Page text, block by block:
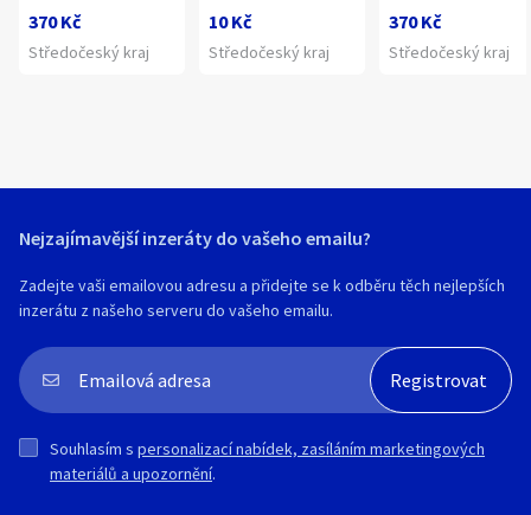
370 Kč
Středočeský kraj
10 Kč
Středočeský kraj
370 Kč
Středočeský kraj
Nejzajímavější inzeráty do vašeho emailu?
Zadejte vaši emailovou adresu a přidejte se k odběru těch nejlepších
inzerátu z našeho serveru do vašeho emailu.
Souhlasím s personalizací nabídek, zasíláním marketingových
materiálů a upozornění.